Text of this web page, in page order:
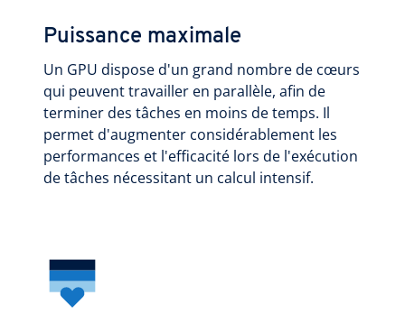
Puissance maximale
Un GPU dispose d'un grand nombre de cœurs
qui peuvent travailler en parallèle, afin de
terminer des tâches en moins de temps. Il
permet d'augmenter considérablement les
performances et l'efficacité lors de l'exécution
de tâches nécessitant un calcul intensif.